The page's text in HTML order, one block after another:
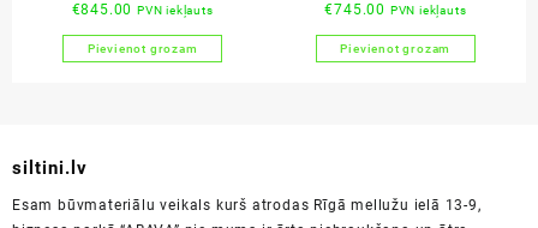
kāpnes
€845.00 PVN iekļauts
Pievienot grozam
bēniņu kāpnes
€745.00 PVN iekļauts
Pievienot grozam
siltini.lv
Esam būvmateriālu veikals kurš atrodas Rīgā mellužu ielā 13-9,